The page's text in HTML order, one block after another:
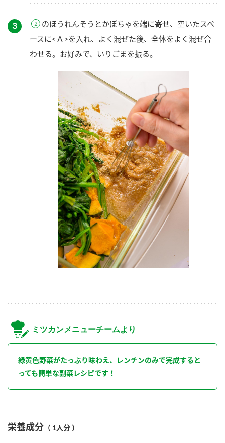
３
のほうれんそうとかぼちゃを端に寄せ、空いたスペ
ースに<Ａ>を入れ、よく混ぜた後、全体をよく混ぜ合
わせる。お好みで、いりごまを振る。
ミツカンメニューチームより
緑黄色野菜がたっぷり味わえ、レンチンのみで完成すると
っても簡単な副菜レシピです！
栄養成分 （ 1人分 ）